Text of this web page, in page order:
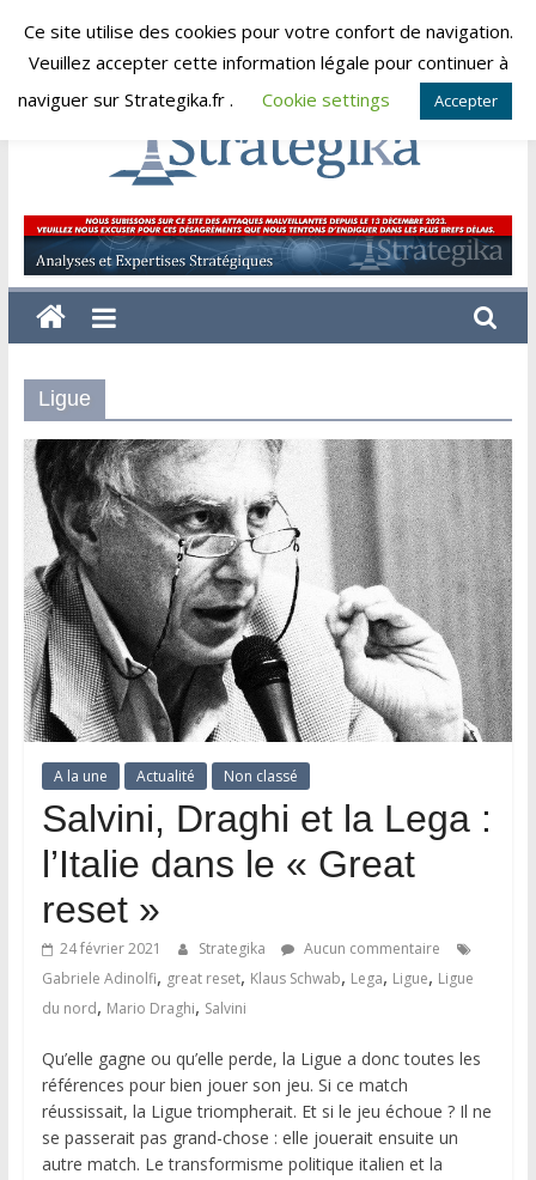
Skip
samedi, août 8, 2026
Strategika
Expertise
et
Analyses
Ligue
A la une Actualité Non classé
Salvini, Draghi et la Lega :
l’Italie dans le « Great
reset »
24 février 2021 Strategika
Aucun commentaire
Gabriele Adinolfi, great reset, Klaus Schwab, Lega, Ligue, Ligue
du nord, Mario Draghi, Salvini
Qu’elle gagne ou qu’elle perde, la Ligue a donc toutes les
références pour bien jouer son jeu. Si ce match
réussissait, la Ligue triompherait. Et si le jeu échoue ? Il ne
se passerait pas grand-chose : elle jouerait ensuite un
autre match. Le transformisme politique italien et la
Ce site utilise des cookies pour votre confort de navigation.
Veuillez accepter cette information légale pour continuer à
naviguer sur Strategika.fr .
Cookie settings Accepter